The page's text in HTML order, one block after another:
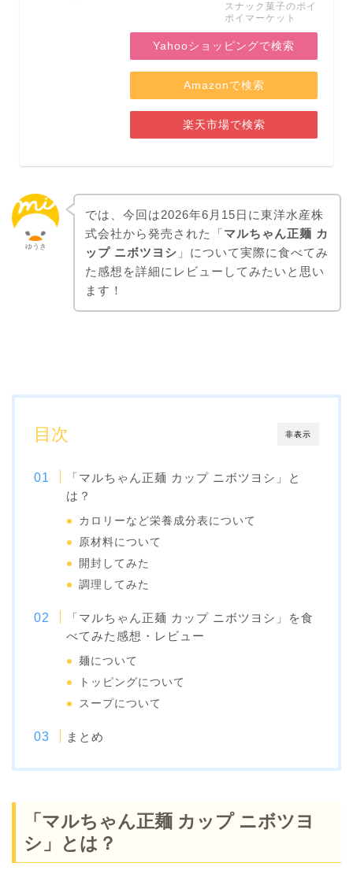
スナック菓子のポイ
ポイマーケット
Yahooショッピングで検索
Amazonで検索
楽天市場で検索
ゆうき
では、今回は2026年6月15日に東洋水産株
式会社から発売された「マルちゃん正麺 カ
ップ ニボツヨシ 」について実際に食べてみ
た感想を詳細にレビューしてみたいと思い
ます！
非表示
目次
「マルちゃん正麺 カップ ニボツヨシ」と
は？
カロリーなど栄養成分表について
原材料について
開封してみた
調理してみた
「マルちゃん正麺 カップ ニボツヨシ」を食
べてみた感想・レビュー
麺について
トッピングについて
スープについて
まとめ
「マルちゃん正麺 カップ ニボツヨ
シ」とは？